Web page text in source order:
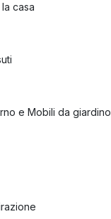
casa
e Mobili da giardino